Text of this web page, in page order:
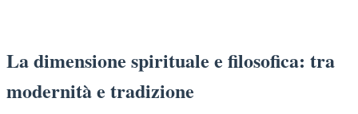
La dimensione spirituale e filosofica: tra
modernità e tradizione